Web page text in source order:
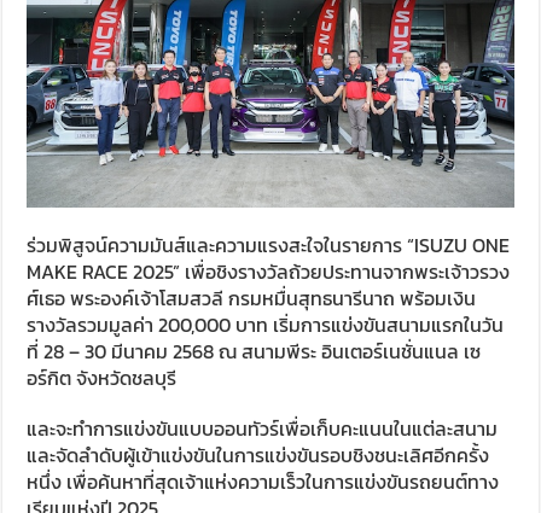
ร่วมพิสูจน์ความมันส์และความแรงสะใจในรายการ “ISUZU ONE
MAKE RACE 2025” เพื่อชิงรางวัลถ้วยประทานจากพระเจ้าวรวง
ศ์เธอ พระองค์เจ้าโสมสวลี กรมหมื่นสุทธนารีนาถ พร้อมเงิน
รางวัลรวมมูลค่า 200,000 บาท เริ่มการแข่งขันสนามแรกในวัน
ที่ 28 – 30 มีนาคม 2568 ณ สนามพีระ อินเตอร์เนชั่นแนล เซ
อร์กิต จังหวัดชลบุรี
และจะทำการแข่งขันแบบออนทัวร์เพื่อเก็บคะแนนในแต่ละสนาม
และจัดลำดับผู้เข้าแข่งขันในการแข่งขันรอบชิงชนะเลิศอีกครั้ง
หนึ่ง เพื่อค้นหาที่สุดเจ้าแห่งความเร็วในการแข่งขันรถยนต์ทาง